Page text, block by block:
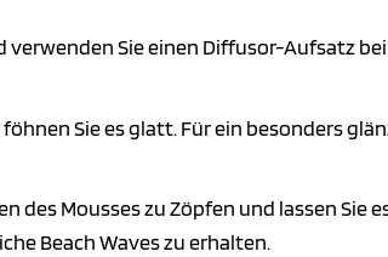
Sie einen Diffusor-Aufsatz
Sie es glatt. Für ein besonders
des Mousses zu Zöpfen und lassen Sie
Beach Waves zu erhalten.